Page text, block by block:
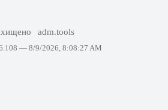
adm.tools
— 8/9/2026, 8:08:27 AM